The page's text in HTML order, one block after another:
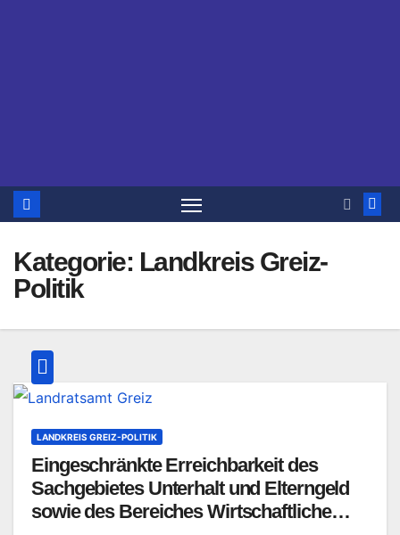
Kategorie: Landkreis Greiz-
Politik
LANDKREIS GREIZ-POLITIK
Eingeschränkte Erreichbarkeit des
Sachgebietes Unterhalt und Elterngeld
sowie des Bereiches Wirtschaftliche